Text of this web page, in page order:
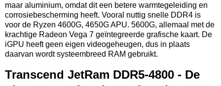
maar aluminium, omdat dit een betere warmtegeleiding en
corrosiebescherming heeft. Vooral nuttig snelle DDR4 is
voor de Ryzen 4600G, 4650G APU. 5600G, allemaal met de
krachtige Radeon Vega 7 geïntegreerde grafische kaart. De
iGPU heeft geen eigen videogeheugen, dus in plaats
daarvan wordt systeembreed RAM gebruikt.
Transcend JetRam DDR5-4800 - De